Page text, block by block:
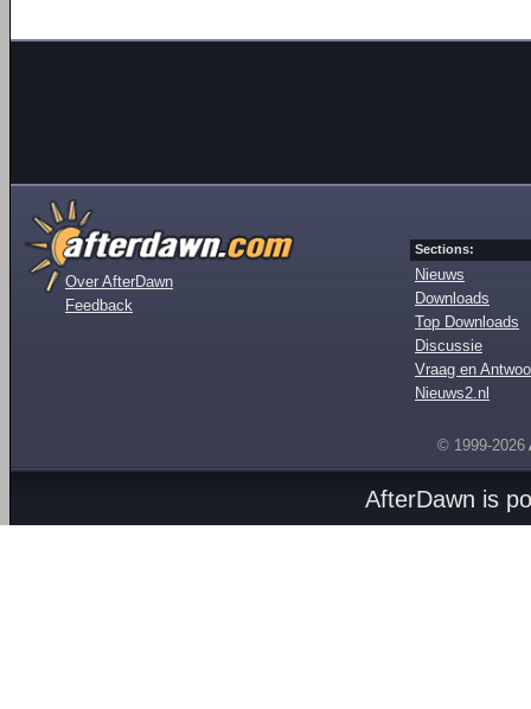
Over AfterDawn
Feedback
Sections:
Nieuws
Downloads
Top Downloads
Discussie
Vraag en
Nieuws2.nl
© 1999-2026
AfterDawn is